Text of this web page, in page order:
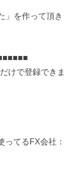
」を作って頂き
けで登録できま
ってるFX会社：